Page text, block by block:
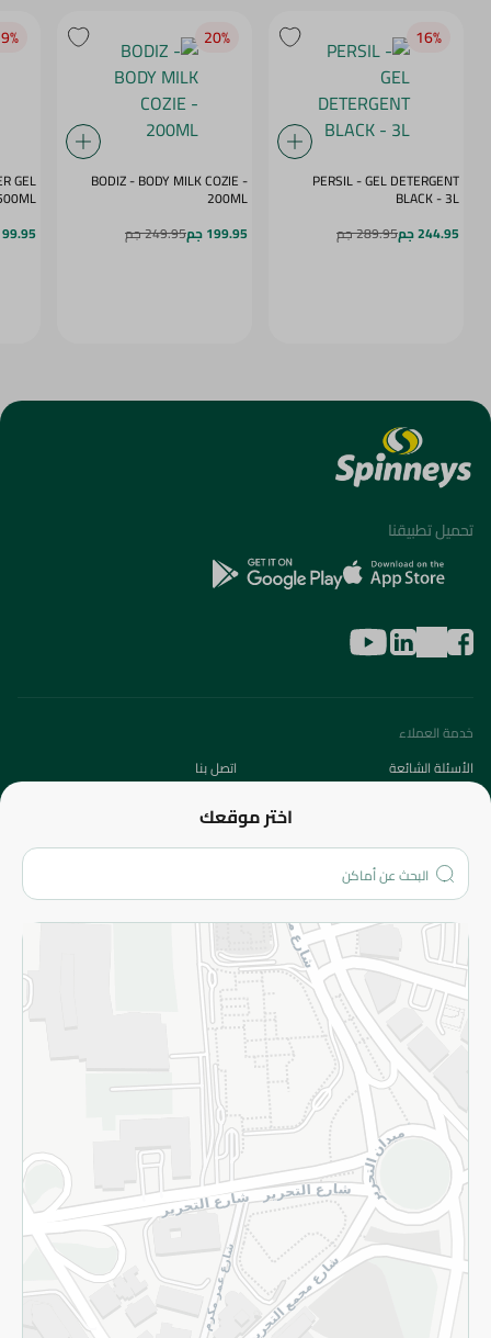
16‎%‎
PERSIL - GEL DETERGENT
BLACK - 3L
244.95 جم
289.95 جم
20‎%‎
BODIZ - BODY MILK COZIE -
200ML
199.95 جم
249.95 جم
GEL
- 500ML
99.95 جم
اختر موقعك
تحميل تطبيقنا
خدمة العملاء
الأسئلة الشائعة
اتصل بنا
من نحن؟
الفروع
المزيد
الاسترجاع
سياسة الاستخدام
سياسة الخصوصية
قم بالتسجيل للنشرة
©2026 - Spinneys | جميع الحقوق محفوظة